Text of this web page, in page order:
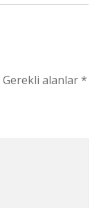
Gerekli alanlar*